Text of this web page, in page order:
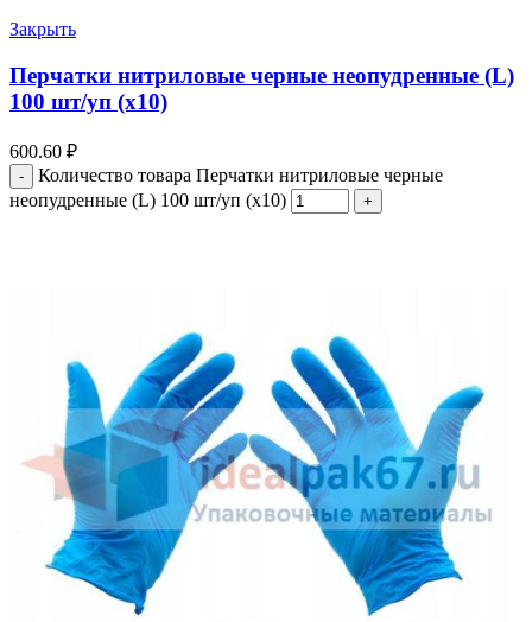
Закрыть
Перчатки нитриловые черные неопудренные (L)
100 шт/уп (х10)
600.60 ₽
Количество товара Перчатки нитриловые черные
неопудренные (L) 100 шт/уп (х10)